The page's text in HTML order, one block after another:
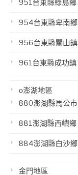
951台東縣綠島鄉
954台東縣卑南鄉
956台東縣關山鎮
961台東縣成功鎮
o澎湖地區
880澎湖縣馬公市
881澎湖縣西嶼鄉
884澎湖縣白沙鄉
金門地區